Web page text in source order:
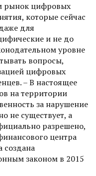
рынок цифровых
которые сейчас
для
и не до
уровне
вопросы,
цифровых
– В настоящее
на территории
за нарушение
не существует, а
разрешено,
центра
создана
законом в 2015